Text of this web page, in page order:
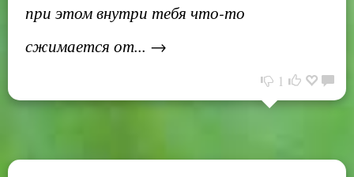
при этом внутри тебя что-то
сжимается от... →
1